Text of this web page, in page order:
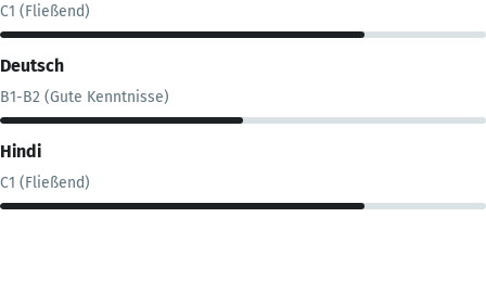
C1 (Fließend)
Deutsch
B1-B2 (Gute Kenntnisse)
Hindi
C1 (Fließend)